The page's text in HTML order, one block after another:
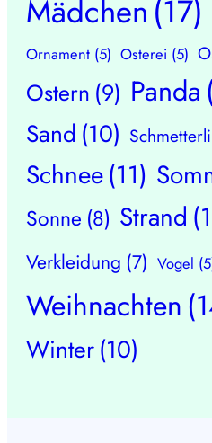
Mädchen (17)
Ornament (5) Osterei (5)
Ostern (9) Panda
Sand (10)
Schnee(11)
Sonne (8) Strand
Verkleidung (7) Vogel
Weihnachten
Winter(10)